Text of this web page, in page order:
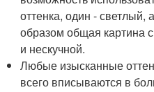
оттенка, один - светлый,
образом общая картина
и нескучной.
Любые изысканные
всего вписываются в